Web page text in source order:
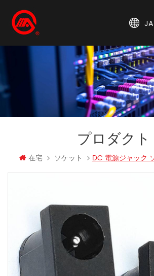
JA
プロダクト
在宅 ソケット DC 電源ジャック